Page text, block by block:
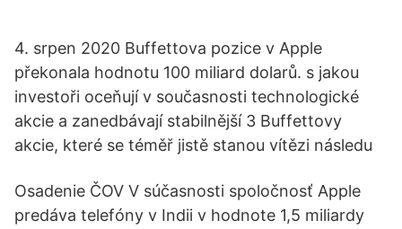
4. srpen 2020 Buffettova pozice v Apple
překonala hodnotu 100 miliard dolarů. s jakou
investoři oceňují v současnosti technologické
akcie a zanedbávají stabilnější 3 Buffettovy
akcie, které se téměř jistě stanou vítězi následu
Osadenie ČOV V súčasnosti spoločnosť Apple
predáva telefóny v Indii v hodnote 1,5 miliardy